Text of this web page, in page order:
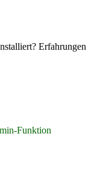
Erfahrungen
Funktion